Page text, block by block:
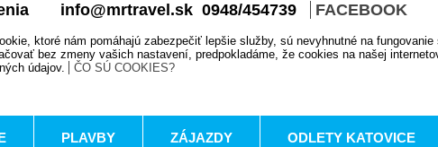
info@mrtravel.sk 0948/454739 FACEBOOK
ktoré nám pomáhajú zabezpečiť lepšie služby, sú nevyhnutné na
bez zmeny vašich nastavení, predpokladáme, že cookies na našej
údajov.
ČO SÚ COOKIES?
PLAVBY ZÁJAZDY ODLETY KATOVICE